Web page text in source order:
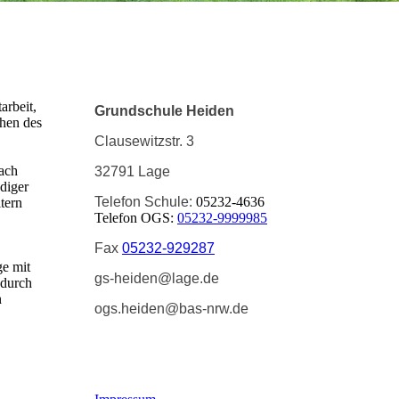
des
mit
Grundschule Heiden
Clausewitzstr. 3
32791 Lage
Telefon Schule: 05232-4636
Telefon OGS: 05232-9999985
Fax 05232-929287
gs-heiden@lage.de
ogs.heiden@bas-nrw.de